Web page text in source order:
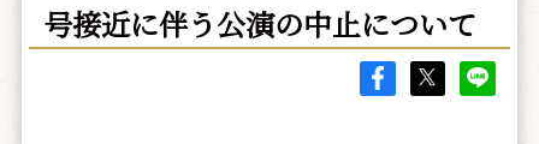
号接近に伴う公演の中止について